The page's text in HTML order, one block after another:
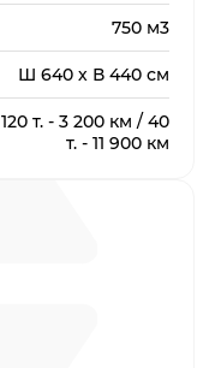
750 м3
Ш 640 х В 440 см
120 т. - 3 200 км / 40
т. - 11 900 км